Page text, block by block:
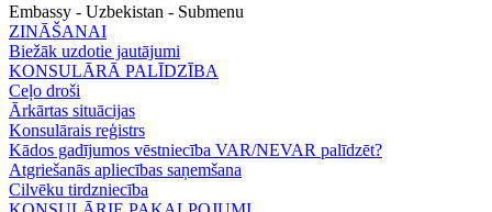
Embassy - Uzbekistan - Submenu
ZINĀŠANAI
Biežāk uzdotie jautājumi
KONSULĀRĀ PALĪDZĪBA
Ceļo droši
Ārkārtas situācijas
Konsulārais reģistrs
Kādos gadījumos vēstniecība VAR/NEVAR palīdzēt?
Atgriešanās apliecības saņemšana
Cilvēku tirdzniecība